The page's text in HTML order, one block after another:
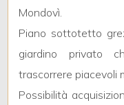
Mondovì.
Piano sottotetto
giardino privato
trascorrere piacevoli
Possibilità
4
5